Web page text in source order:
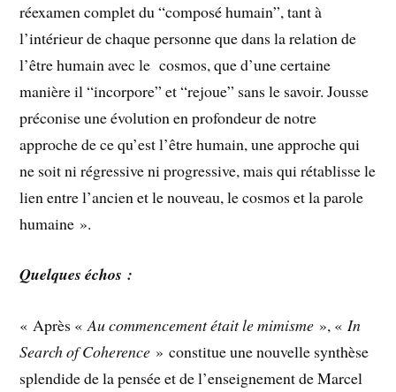
réexamen complet du “composé humain”, tant à
l’intérieur de chaque personne que dans la relation de
l’être humain avec le cosmos, que d’une certaine
manière il “incorpore” et “rejoue” sans le savoir. Jousse
préconise une évolution en profondeur de notre
approche de ce qu’est l’être humain, une approche qui
ne soit ni régressive ni progressive, mais qui rétablisse le
lien entre l’ancien et le nouveau, le cosmos et la parole
humaine ».
Quelques échos :
« Après «Au commencement était le mimisme », « In
Search of Coherence » constitue une nouvelle synthèse
splendide de la pensée et de l’enseignement de Marcel